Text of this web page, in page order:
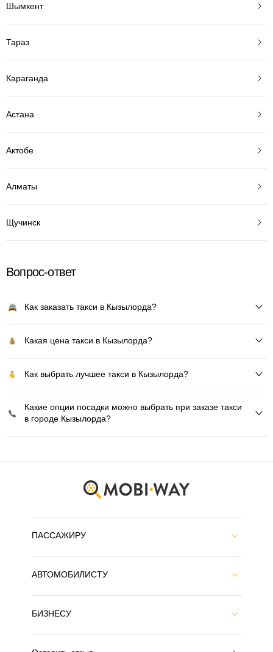
Шымкент
Тараз
Караганда
Астана
Актобе
Алматы
Щучинск
Вопрос-ответ
Как заказать такси в Кызылорда?
Какая цена такси в Кызылорда?
Как выбрать лучшее такси в Кызылорда?
Какие опции посадки можно выбрать при заказе такси
в городе Кызылорда?
ПАССАЖИРУ
АВТОМОБИЛИСТУ
БИЗНЕСУ